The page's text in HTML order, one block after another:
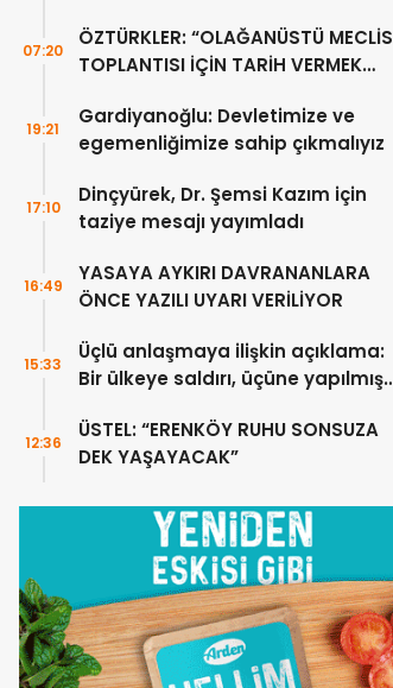
ÖZTÜRKLER: “OLAĞANÜSTÜ MECLİS
TOPLANTISI İÇİN TARİH VERMEK
07:20
Gardiyanoğlu: Devletimize ve
egemenliğimize sahip çıkmalıyız
19:21
Dinçyürek, Dr. Şemsi Kazım için
taziye mesajı yayımladı
17:10
YASAYA AYKIRI DAVRANANLARA
ÖNCE YAZILI UYARI VERİLİYOR
16:49
Üçlü anlaşmaya ilişkin açıklama:
Bir ülkeye saldırı, üçüne yapılmış
15:33
ÜSTEL: “ERENKÖY RUHU SONSUZA
DEK YAŞAYACAK”
12:36